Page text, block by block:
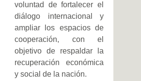
voluntad de fortalecer el
diálogo internacional y
ampliar los espacios de
cooperación, con el
objetivo de respaldar la
recuperación económica
y social de la nación.